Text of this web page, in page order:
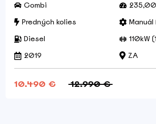
Combi
Predných kolies
Diesel
110kW
2019
ZA
10.490 € 12.990 €